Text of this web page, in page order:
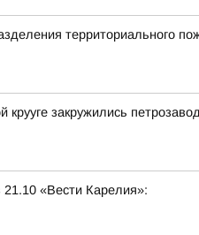
территориального
закружились
21.10 «Вести Карелия»: